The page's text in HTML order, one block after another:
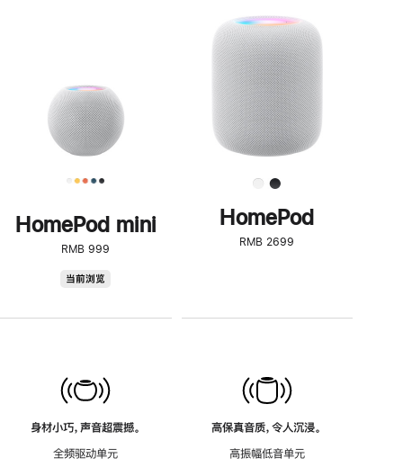
HomePod mini
RMB 999
当前浏览
身材小巧，声音超震撼。
全频驱动单元
步
了
解
HomePod<
HomePod
RMB 2699
高保真音质，令人沉浸。
高振幅低音单元